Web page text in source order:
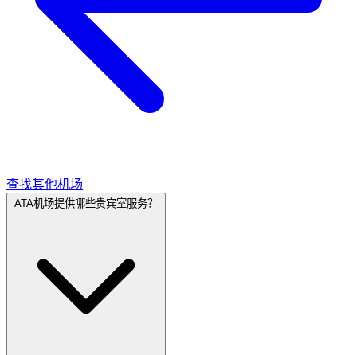
查找其他机场
ATA机场提供哪些贵宾室服务？